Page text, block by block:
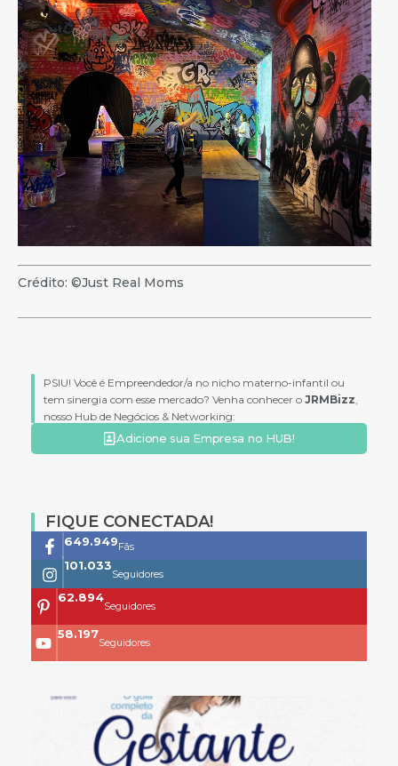
Crédito: ©Just Real Moms
PSIU! Você é Empreendedor/a no nicho materno-infantil ou
tem sinergia com esse mercado? Venha conhecer o JRMBizz
nosso Hub de Negócios & Networking:
Adicione sua Empresa no HUB!
FIQUE CONECTADA!
761.659Fãs
118.399
Seguidores
73.704
Seguidores
68.200
Seguidores